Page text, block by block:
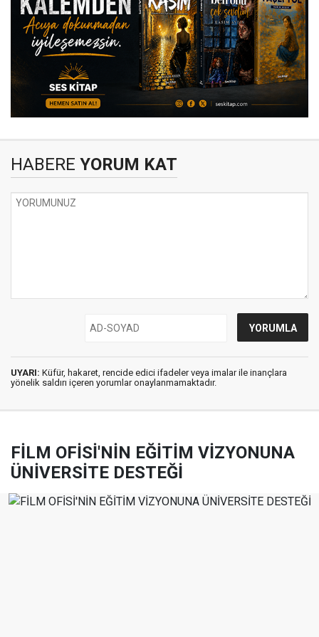
HABERE YORUM KAT
UYARI: Küfür, hakaret, rencide edici ifadeler veya imalar ile inançlara
yönelik saldırı içeren yorumlar onaylanmamaktadır.
FİLM OFİSİ'NİN EĞİTİM VİZYONUNA
ÜNİVERSİTE DESTEĞİ